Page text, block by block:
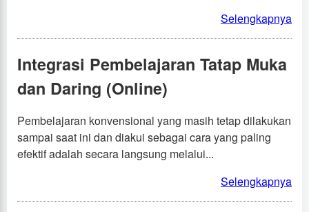
Selengkapnya
Integrasi Pembelajaran Tatap Muka
dan Daring (Online)
Pembelajaran konvensional yang masih tetap dilakukan
sampai saat ini dan diakui sebagai cara yang paling
efektif adalah secara langsung melalui...
Selengkapnya